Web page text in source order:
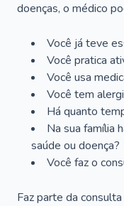
doenças, o médico
Você já teve
Você pratica
Você usa
Você tem
Há quanto
Na sua família
saúde ou doença?
Você faz o
Faz parte da